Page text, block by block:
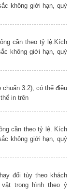
không giới hạn, quý
cần theo tỷ lệ.Kích
không giới hạn, quý
3:2), có thể điều
in trên
cần theo tỷ lệ. Kích
không giới hạn, quý
đổi tùy theo khách
trong hình theo ý